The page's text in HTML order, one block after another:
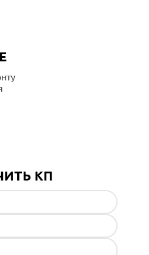
КП